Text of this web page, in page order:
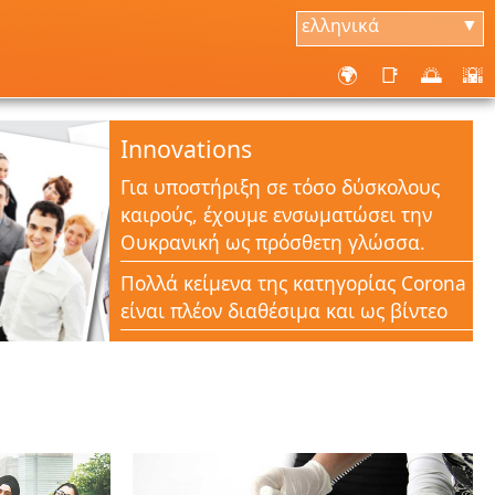
ελληνικά ▼
🌍 📑 🌅 🌇
Innovations
Για υποστήριξη σε τόσο δύσκολους
καιρούς, έχουμε ενσωματώσει την
Ουκρανική ως πρόσθετη γλώσσα.
Πολλά κείμενα της κατηγορίας Corona
είναι πλέον διαθέσιμα και ως βίντεο
Νέα κατηγορία Corona-Aid για την
υποστήριξη όλων των ανθρώπων σε